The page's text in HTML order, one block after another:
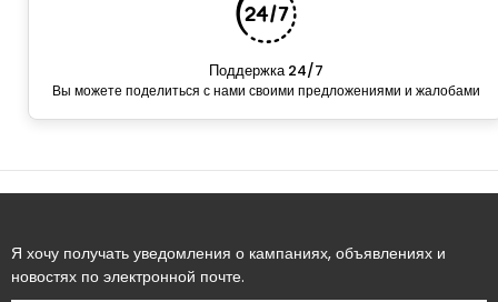
Поддержка 24/7
Вы можете поделиться с нами своими предложениями и жалобами
Я хочу получать уведомления о кампаниях, объявлениях и
новостях по электронной почте.